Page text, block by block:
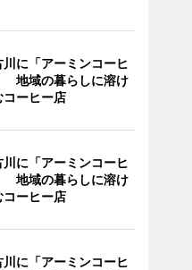
川に「アーミンコーヒ
地域の暮らしに溶け
コーヒー店
川に「アーミンコーヒ
地域の暮らしに溶け
コーヒー店
川に「アーミンコーヒ